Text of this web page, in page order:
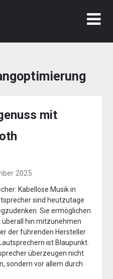
mit
2025
Kabellose Musik in
sind heutzutage
Sie ermöglichen
überall hin mitzunehmen
der führenden Hersteller
ist Blaupunkt.
überzeugen nicht
sondern vor allem durch